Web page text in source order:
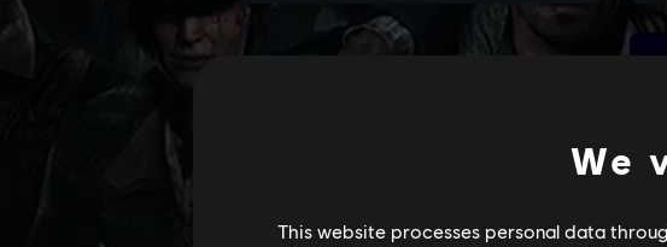
We
This website processes personal data